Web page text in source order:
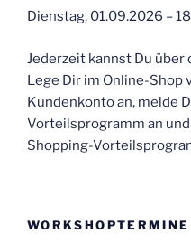
Dienstag, 01.09.2026 –
Jederzeit kannst Du über
Lege Dir im Online-Shop
Kundenkonto an, melde
Vorteilsprogramm an
Shopping-
WORKSHOPTERMINE